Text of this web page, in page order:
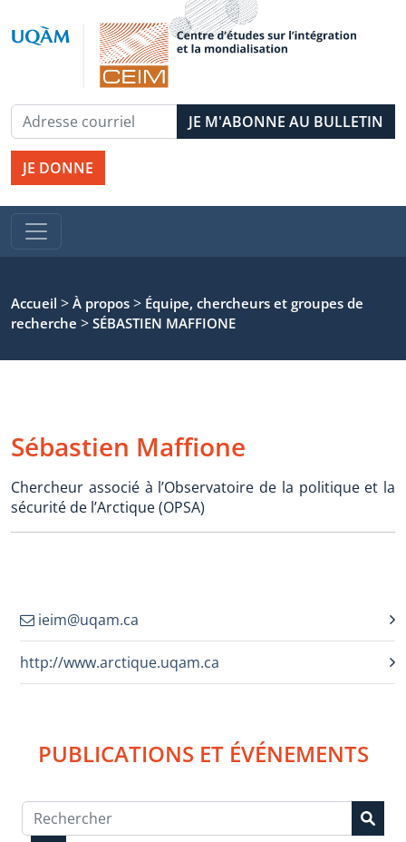
JE DONNE
Accueil > À propos > Équipe, chercheurs et groupes de
recherche > SÉBASTIEN MAFFIONE
Sébastien Maffione
Chercheur associé à l’Observatoire de la politique et la
sécurité de l’Arctique (OPSA)
ieim@uqam.ca
http://www.arctique.uqam.ca
PUBLICATIONS ET ÉVÉNEMENTS